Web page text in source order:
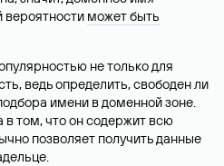
вероятности может быть
не только для
ведь определить, свободен ли
имени в доменной зоне.
том, что он содержит всю
позволяет получить данные